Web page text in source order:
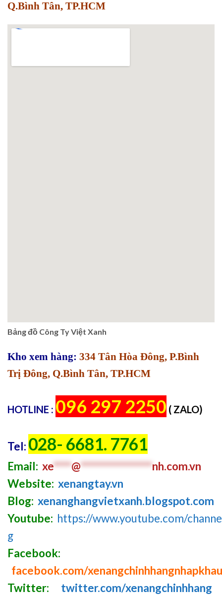
Q.Bình Tân, TP.HCM
Bảng đồ Công Ty Việt Xanh
Kho xem hàng: 334 Tân Hòa Đông, P.Bình
Trị Đông, Q.Bình Tân, TP.HCM
HOTLINE : 096 297 2250 ( ZALO)
Tel: 028- 6681. 7761
Email: xe****@****************nh.com.vn
Website: xenangtay.vn
Blog: xenanghangvietxanh.blogspot.com
Youtube: https://www.youtube.com/
g
Facebook:
facebook.com/xenangchinhhangnhapkhau
Twitter:
twitter.com/xenangchinhhang